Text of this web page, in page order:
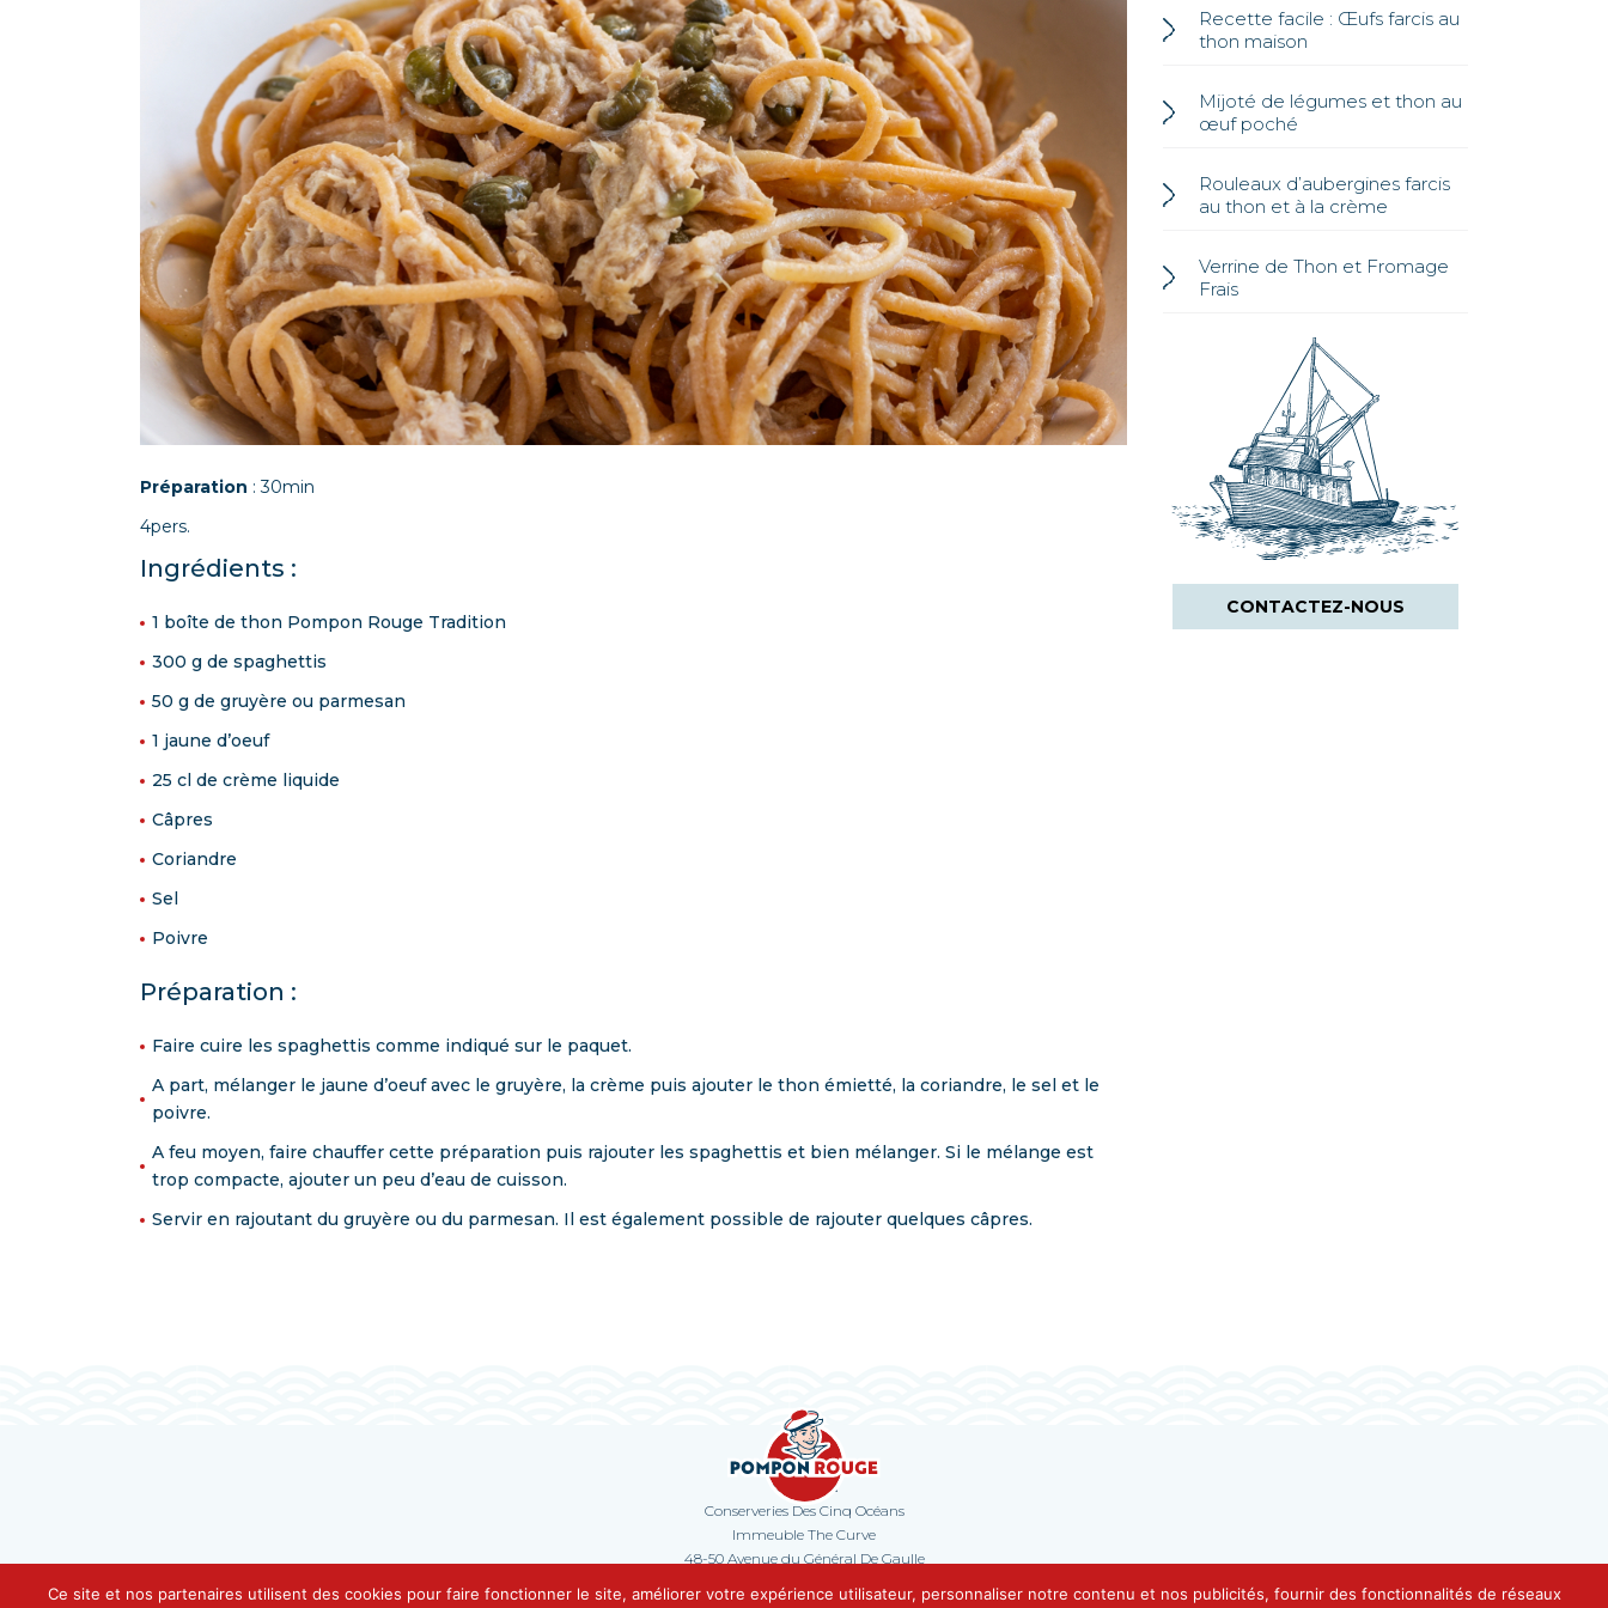
Préparation : 30min
4pers.
Ingrédients :
1 boîte de thon Pompon Rouge Tradition
300 g de spaghettis
50 g de gruyère ou parmesan
1 jaune d’oeuf
25 cl de crème liquide
Câpres
Coriandre
Sel
Poivre
Préparation :
Faire cuire les spaghettis comme indiqué sur le paquet.
A part, mélanger le jaune d’oeuf avec le gruyère, la crème puis ajouter le thon émietté, la coriandre, le sel et le
poivre.
A feu moyen, faire chauffer cette préparation puis rajouter les spaghettis et bien mélanger. Si le mélange est
trop compacte, ajouter un peu d’eau de cuisson.
Servir en rajoutant du gruyère ou du parmesan. Il est également possible de rajouter quelques câpres.
Recette facile : Œufs farcis au
thon maison
Mijoté de légumes et thon au
œuf poché
Rouleaux d’aubergines farcis
au thon et à la crème
Verrine de Thon et Fromage
Frais
CONTACTEZ-NOUS
Ce site et nos partenaires utilisent des cookies pour faire fonctionner le site, améliorer votre expérience utilisateur, personnaliser notre contenu et nos publicités, fournir des fonctionnalités de réseaux
Contact
Conserveries Des Cinq Océans
Immeuble The Curve
48-50 Avenue du Général De Gaulle